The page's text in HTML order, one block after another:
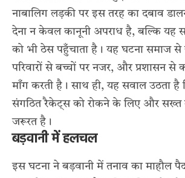
नाबालिग लड़की पर इस तरह का दबाव
देना न केवल कानूनी अपराध है, बल्कि यह
को भी ठेस पहुँचाता है। यह घटना समाज से
परिवारों से बच्चों पर नजर, और प्रशासन से
माँग करती है। साथ ही, यह सवाल उठता है
संगठित रैकेट्स को रोकने के लिए और सख्त
जरूरत है।
बड़वानी में हलचल
इस घटना ने बड़वानी में तनाव का माहौल